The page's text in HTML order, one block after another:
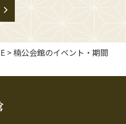
>楠公会館のイベント・期間